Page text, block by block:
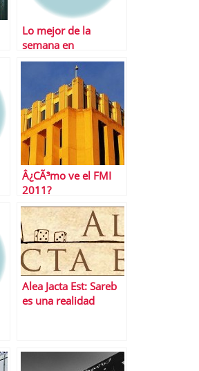
Lo mejor de la
semana en
Financialred
Â¿CÃ³mo ve el FMI
2011?
Alea Jacta Est: Sareb
es una realidad